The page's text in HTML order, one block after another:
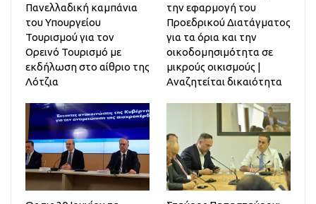
Πανελλαδική καμπάνια
του Υπουργείου
Τουρισμού για τον
Ορεινό Τουρισμό με
εκδήλωση στο αίθριο της
Λότζια
την εφαρμογή του
Προεδρικού Διατάγματος
για τα όρια και την
οικοδομησιμότητα σε
μικρούς οικισμούς |
Αναζητείται δικαιότητα